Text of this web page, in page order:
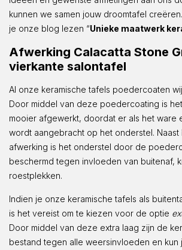
kunnen we samen jouw droomtafel
je onze blog lezen “Unieke maatwerk
Afwerking Calacatta Stone
vierkante salontafel
Al onze keramische tafels poedercoaten
Door middel van deze poedercoating is
mooier afgewerkt, doordat er als het ware
wordt aangebracht op het onderstel.
afwerking is het onderstel door de
beschermd tegen invloeden van buitenaf,
roestplekken.
Indien je onze keramische tafels als
is het vereist om te kiezen voor de optie
Door middel van deze extra laag zijn de
bestand tegen alle weersinvloeden en kun